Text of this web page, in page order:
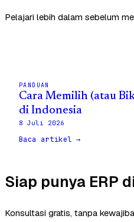
Pelajari lebih dalam sebelum
PANDUAN
Cara Memilih (atau
di Indonesia
8 Juli 2026
Baca artikel →
Siap punya ERP
Konsultasi gratis, tanpa